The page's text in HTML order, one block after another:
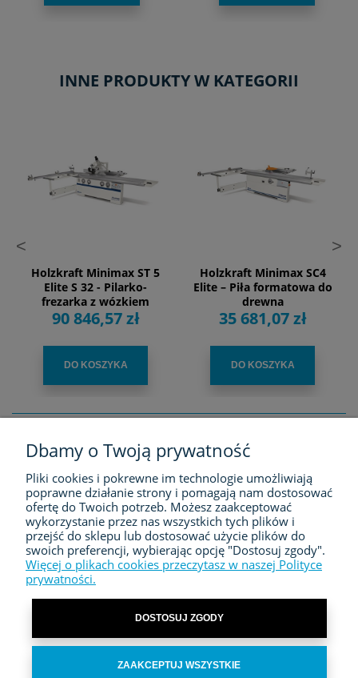
INNE PRODUKTY W KATEGORII
<
Holzkraft Minimax ST 5
Elite S 32 - Pilarko-
frezarka z wózkiem
jezdnym
90 846,57 zł
DO KOSZYKA
Holzkraft Minimax SC4
Elite – Piła formatowa do
drewna
35 681,07 zł
DO KOSZYKA
>
FIRMA
ZAKUPY
MOJE KONTO
Dbamy o Twoją prywatność
Pliki cookies i pokrewne im technologie umożliwiają
poprawne działanie strony i pomagają nam dostosować
ofertę do Twoich potrzeb. Możesz zaakceptować
wykorzystanie przez nas wszystkich tych plików i
przejść do sklepu lub dostosować użycie plików do
swoich preferencji, wybierając opcję "Dostosuj zgody".
Więcej o plikach cookies przeczytasz w naszej Polityce
prywatności.
DOSTOSUJ ZGODY
ZAAKCEPTUJ WSZYSTKIE